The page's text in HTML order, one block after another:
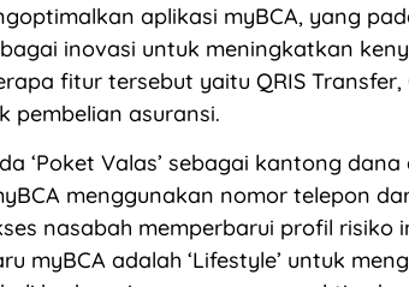
aplikasi myBCA, yang
inovasi untuk meningkatkan
fitur tersebut yaitu QRIS Transfer,
pembelian asuransi.
‘Poket Valas’ sebagai kantong
menggunakan nomor telepon
nasabah memperbarui profil risiko
myBCA adalah ‘Lifestyle’ untuk